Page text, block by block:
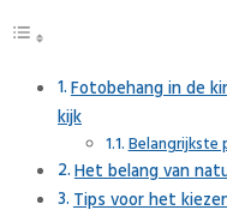
Fotobehang in de
kijk
Belangrijkste
Het belang van
Tips voor het